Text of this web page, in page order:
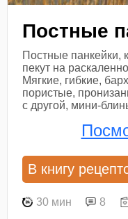
Постные
Постные панкейки,
пекут на
Мягкие, гибкие,
пористые,
с другой, мини-
В книгу
30 мин 8